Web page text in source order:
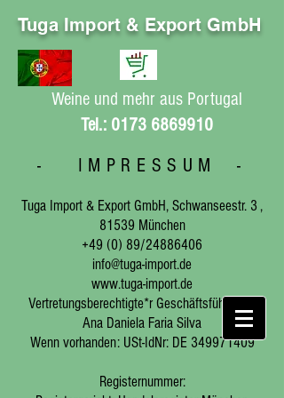
Tuga Import & Export GmbH
Weine und mehr aus Portugal
Tel.: 0173 6869910
Tuga Import & Export GmbH, Schwanseestr. 3 ,
81539 München
+49 (0) 89/24886406
info@tuga-import.de
www.tuga-import.de
Vertretungsberechtigte*r Geschäftsführer*in:
Ana Daniela Faria Silva
Wenn vorhanden: USt-IdNr: DE 349971409
Registernummer:
- IMPRESSUM -